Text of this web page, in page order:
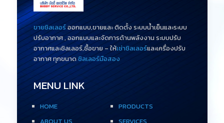
ขายชิลเลอร์ออกแบบ,ขายและ ติดตั้ง ระบบน้ำเย็นและระบบ
ปรับอากาศ , ออกแบบและจัดการด้านพลังงาน ระบบปรับ
อากาศและชิลเลอร์,ซื้อขาย – ให้เช่าชิลเลอร์และเครื่องปรับ
อากาศ ทุกขนาดชิลเลอร์มือสอง
MENU LINK
HOME
PRODUCTS